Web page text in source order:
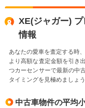
XE(ジャガー)
情報
あなたの愛車を査定する時
より高額な査定金額を引き
つカーセンサーで最新の中
タイミングを見極めましょう
中古車物件の平均